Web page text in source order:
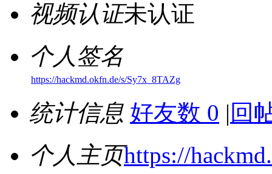
视频认证未认证
个人签名
https://hackmd.okfn.de/s/Sy7x_8TAZg
统计信息 好友数 0 | 回
个人主页https://